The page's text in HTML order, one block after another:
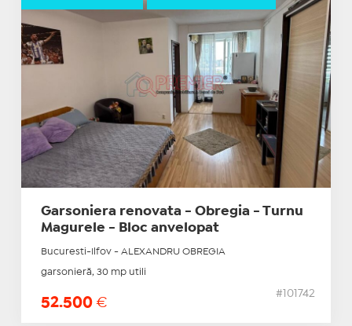
Garsoniera renovata - Obregia - Turnu
Magurele - Bloc anvelopat
Bucuresti-Ilfov - ALEXANDRU OBREGIA
garsonieră, 30 mp utili
52.500 €
#101742